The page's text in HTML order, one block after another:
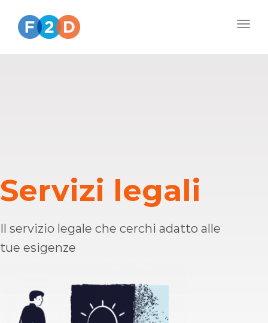
Servizi legali
Il servizio legale che cerchi adatto alle
tue esigenze